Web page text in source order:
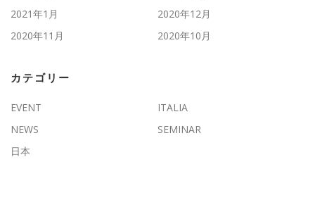
2021年1月
2020年12月
2020年11月
2020年10月
カテゴリー
EVENT
ITALIA
NEWS
SEMINAR
日本